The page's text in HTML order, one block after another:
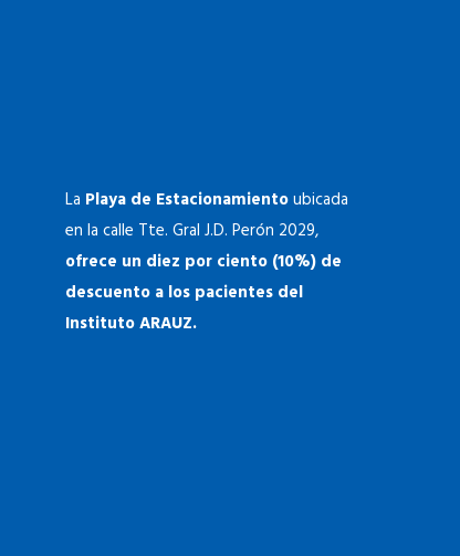
La Playa de Estacionamientoubicada
en la calle Tte. Gral J.D. Perón 2029,
ofrece un diez por ciento (10%) de
descuento a los pacientes del
Instituto ARAUZ.